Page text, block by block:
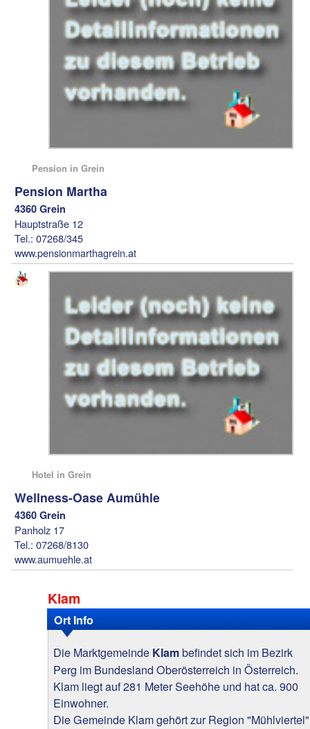
Pension in Grein
Pension Martha
4360 Grein
Hauptstraße 12
Tel.: 07268/345
www.pensionmarthagrein.at
Hotel in Grein
Wellness-Oase Aumühle
4360 Grein
Panholz 17
Tel.: 07268/8130
www.aumuehle.at
Klam
Ort Info
Die Marktgemeinde Klambefindet sich im Bezirk
Perg im Bundesland Oberösterreich in Österreich.
Klam liegt auf 281 Meter Seehöhe und hat ca. 900
Einwohner.
Die Gemeinde Klam gehört zur Region